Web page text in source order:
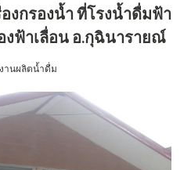
งกรองน้ำ ที่โรงน้ำดื่มฟ้า
งฟ้าเลื่อน อ.กุฉินารายณ์
านผลิตน้ำดื่ม